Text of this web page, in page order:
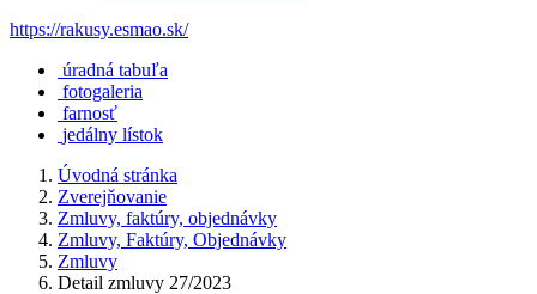
https://rakusy.esmao.sk/
úradná tabuľa
fotogaleria
farnosť
jedálny lístok
Úvodná stránka
Zverejňovanie
Zmluvy, faktúry, objednávky
Zmluvy, Faktúry, Objednávky
Zmluvy
Detail zmluvy 27/2023